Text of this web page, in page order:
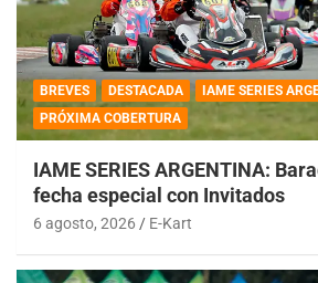
BREVES DESTACADA
IAME SERIES
PRÓXIMA COBERTURA
IAME SERIES ARGENTINA:
fecha especial con Invitados
6 agosto, 2026 E-Kart